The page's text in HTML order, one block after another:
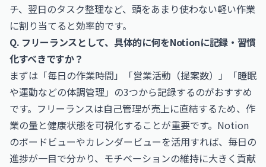
チ、翌日のタスク整理など、頭をあまり使わない軽い作業
に割り当てると効率的です。
Q. フリーランスとして、具体的に何をNotionに記録・習慣
化すべきですか？
まずは「毎日の作業時間」「営業活動（提案数）」「睡眠
や運動などの体調管理」の3つから記録するのがおすすめ
です。フリーランスは自己管理が売上に直結するため、作
業の量と健康状態を可視化することが重要です。Notion
のボードビューやカレンダービューを活用すれば、毎日の
進捗が一目で分かり、モチベーションの維持に大きく貢献